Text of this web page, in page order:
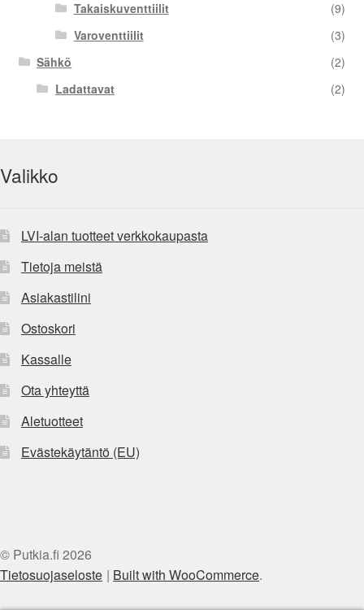
Takaiskuventtiilit
(9)
Varoventtiilit
(3)
Sähkö
(2)
Ladattavat
(2)
Valikko
LVI-alan tuotteet verkkokaupasta
Tietoja meistä
Asiakastilini
Ostoskori
Kassalle
Ota yhteyttä
Aletuotteet
Evästekäytäntö (EU)
© Putkia.fi 2026
Tietosuojaseloste
Built with WooCommerce.